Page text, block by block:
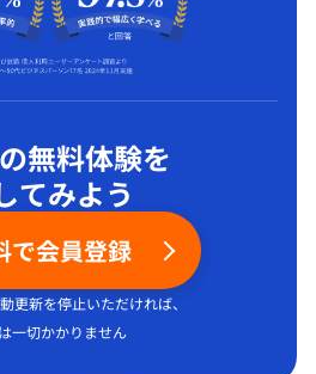
無料体験を
てみよう
で会員登録
更新を停止いただければ、
一切かかりません